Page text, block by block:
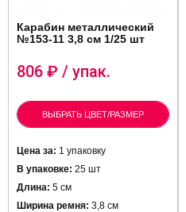
Карабин металлический
№153-11 3,8 см 1/25 шт
806 ₽ / упак.
ВЫБРАТЬ ЦВЕТ/РАЗМЕР
Цена за: 1 упаковку
В упаковке: 25 шт
Длина: 5 см
Ширина ремня: 3,8 см